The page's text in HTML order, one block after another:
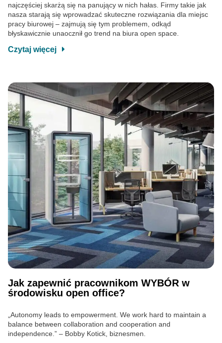
najczęściej skarżą się na panujący w nich hałas. Firmy takie jak
nasza starają się wprowadzać skuteczne rozwiązania dla miejsc
pracy biurowej – zajmują się tym problemem, odkąd
błyskawicznie unaocznił go trend na biura open space.
Czytaj więcej
Jak zapewnić pracownikom WYBÓR w
środowisku open office?
„Autonomy leads to empowerment. We work hard to maintain a
balance between collaboration and cooperation and
independence.” – Bobby Kotick, biznesmen.